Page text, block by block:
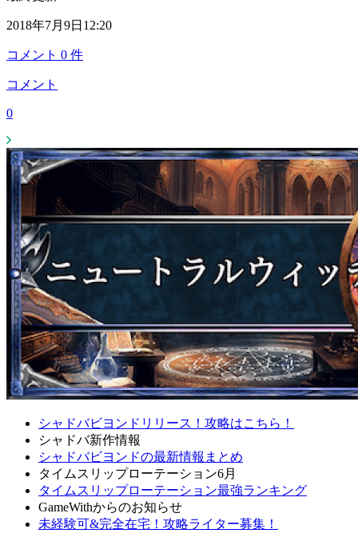
2018年7月9日12:20
コメント 0 件
コメント
0
シャドバビヨンドリリース！攻略はこちら！
シャドバ新作情報
シャドバビヨンドの最新情報まとめ
タイムスリップローテーション6月
タイムスリップローテーション最強ランキング
GameWithからのお知らせ
未経験可&完全在宅！攻略ライター募集！